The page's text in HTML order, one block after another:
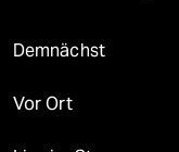
Demnächst
Vor Ort